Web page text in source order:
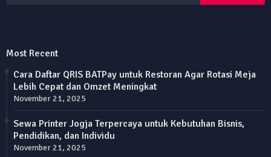
Most Recent
Cara Daftar QRIS BATPay untuk Restoran Agar Rotasi Meja
Lebih Cepat dan Omzet Meningkat
November 21, 2025
Sewa Printer Jogja Terpercaya untuk Kebutuhan Bisnis,
Pendidikan, dan Individu
November 21, 2025